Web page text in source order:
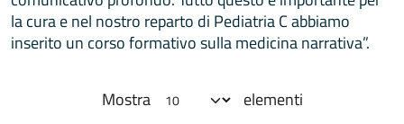
la cura e nel nostro reparto di Pediatria C abbiamo
inserito un corso formativo sulla medicina narrativa”.
Mostra
elementi